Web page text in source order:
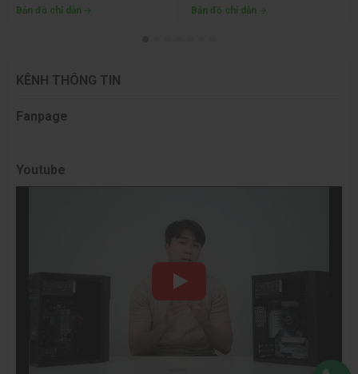
Bản đồ chỉ dẫn
Bản đồ chỉ dẫn
KÊNH THÔNG TIN
Fanpage
Youtube